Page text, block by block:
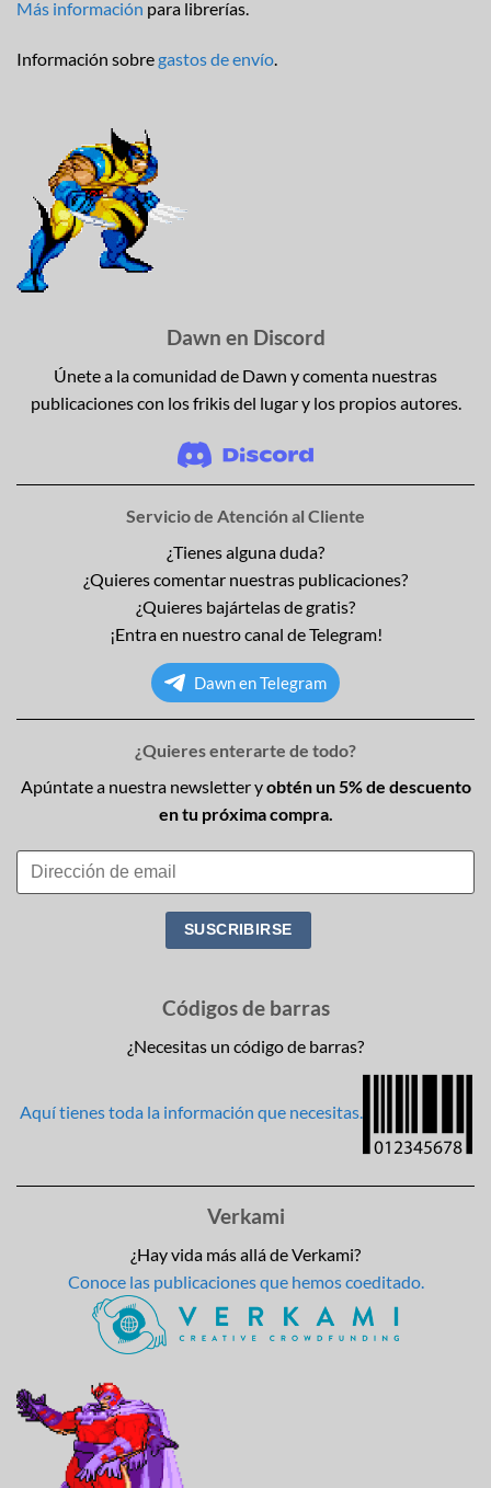
Más información para librerías.
Información sobregastos de envío.
Dawn en Discord
Únete a la comunidad de Dawn y comenta nuestras
publicaciones con los frikis del lugar y los propios autores.
Servicio de Atención al Cliente
¿Tienes alguna duda?
¿Quieres comentar nuestras publicaciones?
¿Quieres bajártelas de gratis?
¡Entra en nuestro canal de Telegram!
Dawn en Telegram
¿Quieres enterarte de todo?
Apúntate a nuestra newsletter yobtén un 5% de descuento
en tu próxima compra.
Códigos de barras
¿Necesitas un código de barras?
Aquí tienes toda la información que necesitas.
Verkami
¿Hay vida más allá de Verkami?
Conoce las publicaciones que hemos coeditado.